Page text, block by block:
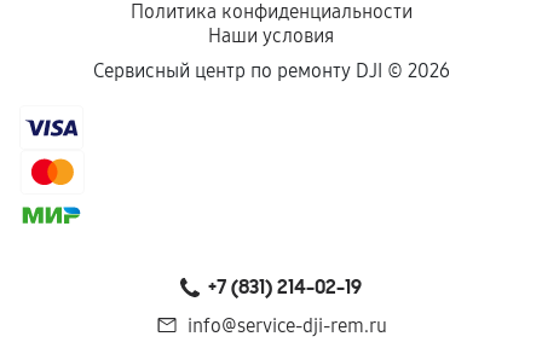
Политика конфиденциальности
Наши условия
Сервисный центр по ремонту DJI © 2026
+7 (831) 214-02-19
info@service-dji-rem.ru